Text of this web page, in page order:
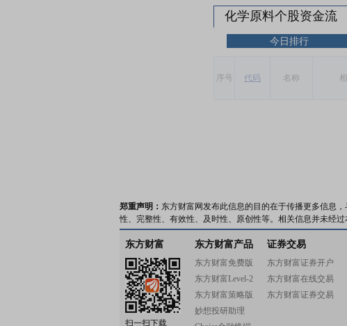
化学原料个股资金流
今日排行
序号 代码 名称
郑重声明： 东方财富网发布此信息的目的在于传播更多信息
性、完整性、有效性、及时性、原创性等。相关信息并未经
东方财富
扫一扫下载
东方财富产品
东方财富免费版
东方财富Level-2
东方财富策略版
妙想投研助理
证券交易
东方财富证券开户
东方财富在线交易
东方财富证券交易